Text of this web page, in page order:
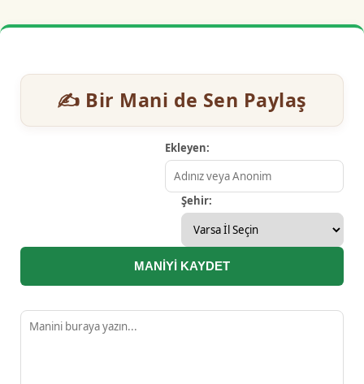
✍️ Bir Mani de Sen Paylaş
Ekleyen:
Şehir:
MANİYİ KAYDET